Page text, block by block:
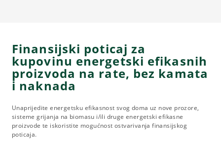
Finansijski poticaj za
kupovinu energetski efikasnih
proizvoda na rate, bez kamata
i naknada
Unaprijedite energetsku efikasnost svog doma uz nove prozore,
sisteme grijanja na biomasu i/ili druge energetski efikasne
proizvode te iskoristite mogućnost ostvarivanja finansijskog
poticaja.